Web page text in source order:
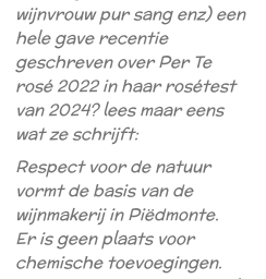
wijnvrouw pur sang enz) een
hele gave recentie
geschreven over Per Te
rosé 2022 in haar rosétest
van 2024? lees maar eens
wat ze schrijft:
Respect voor de natuur
vormt de basis van de
wijnmakerij in Piëdmonte.
Er is geen plaats voor
chemische toevoegingen.